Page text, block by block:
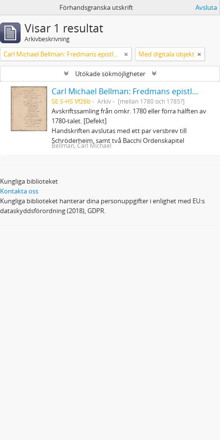
Förhandsgranska utskrift Avsluta
Visar 1 resultat
Arkivbeskrivning
Carl Michael Bellman: Fredmans epistlar och sånger m.fl. Bellman-texter Med digitala objekt
Utökade sökmöjligheter
Carl Michael Bellman: Fredmans epistlar och sånger m.fl. Bellman-texter
SE S-HS Vf26b Arkiv [mellan 1780 och 1785?]
Avskriftssamling från omkr. 1780 eller förra hälften av
1780-talet. [Defekt]
Handskriften avslutas med ett par versbrev till
Schröderheim, samt två Bacchi Ordenskapitel
Bellman, Carl Michael
Kungliga biblioteket
Kontakta oss
Kungliga biblioteket hanterar dina personuppgifter i enlighet med EU:s
dataskyddsförordning (2018), GDPR.